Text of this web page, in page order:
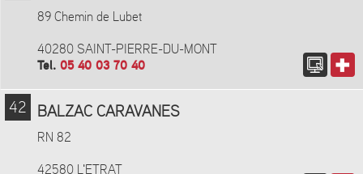
89 Chemin de Lubet
40280 SAINT-PIERRE-DU-MONT
Tel. 05 40 03 70 40
42 BALZAC CARAVANES
RN 82
42580 L'ETRAT